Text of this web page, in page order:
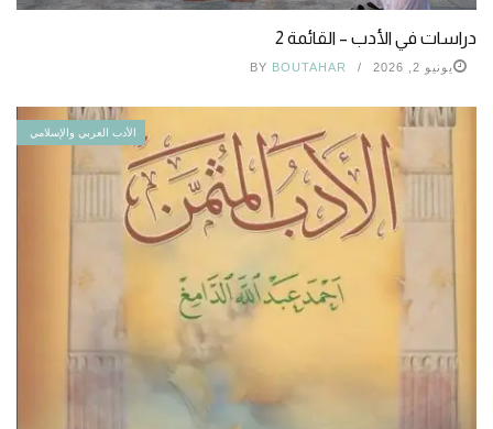
دراسات في الأدب – القائمة 2
يونيو 2, 2026 BY BOUTAHAR
الأدب العربي والإسلامي